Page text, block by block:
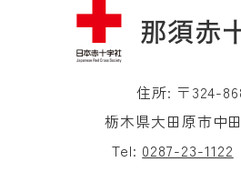
住所: 〒324-
栃木県大田原市中
Tel: 0287-23-1122